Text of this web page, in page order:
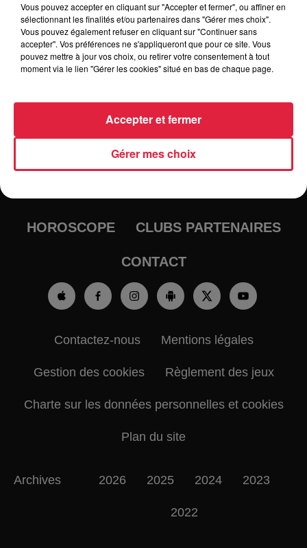
RADIO INFOS
TRAQUEURS D'EMPLOI
HOROSCOPE CLUBS PARTENAIRES
CONTACT
Contactez-nous Mentions légales
Gestion des cookies Règlement des jeux
Charte sur les données personnelles et cookies
Plan du site
Archives 2026 2025 2024 2023
2022
Vous pouvez accepter en cliquant sur "Accepter et fermer", ou affiner en
sélectionnant les finalités et/ou partenaires dans "Gérer mes choix".
Vous pouvez également refuser en cliquant sur "Continuer sans
accepter". Vos préférences ne s'appliqueront que pour ce site. Vous
pouvez mettre à jour vos choix, ou retirer votre consentement à tout
moment via le lien "Gérer les cookies" situé en bas de chaque page.
Gérer mes choix
Accepter et fermer